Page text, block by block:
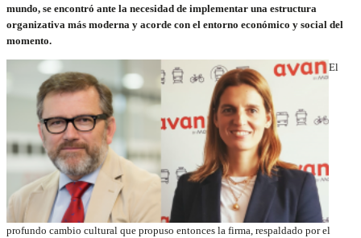
mundo, se encontró ante la necesidad de implementar una estructura
organizativa más moderna y acorde con el entorno económico y social del
momento.
El
profundo cambio cultural que propuso entonces la firma, respaldado por el